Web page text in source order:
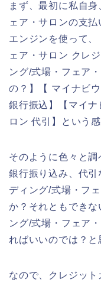
まず、最初に私自
ェア・サロンの支
エンジンを使って
ェア・サロン クレ
ング/式場・フェア
の？】【 マイナビ
銀行振込】【マイ
ロン 代引】という
そのように色々と
銀行振り込み、代
ディング/式場・フ
か？それともできな
ング/式場・フェア
ればいいのでは？と
なので、クレジッ